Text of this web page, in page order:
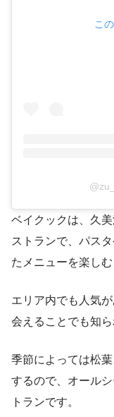
こ
ベイクックは、久
ストランで、パス
たメニューを楽しむ
エリア内でも人気
会えることでも知ら
季節によっては松
するので、オール
トランです。